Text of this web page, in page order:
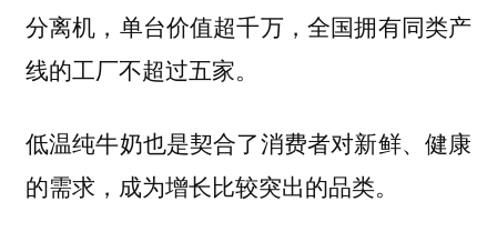
分离机，单台价值超千万，全国拥有同类产
线的工厂不超过五家。
低温纯牛奶也是契合了消费者对新鲜、健康
的需求，成为增长比较突出的品类。